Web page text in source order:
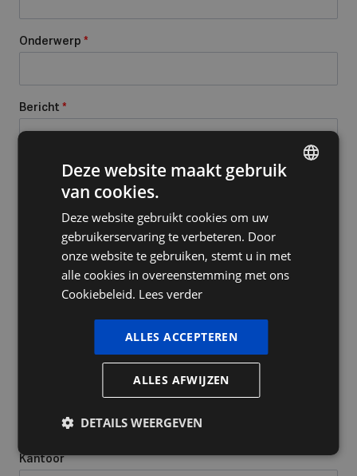
Onderwerp *
Bericht *
Ja, ik heb al een ondernemingsnummer
Kantoor
Deze website maakt gebruik
van cookies.
Deze website gebruikt cookies om uw
gebruikerservaring te verbeteren. Door
onze website te gebruiken, stemt u in met
alle cookies in overeenstemming met ons
Cookiebeleid. Lees verder
ALLES ACCEPTEREN
ALLES AFWIJZEN
DETAILS WEERGEVEN